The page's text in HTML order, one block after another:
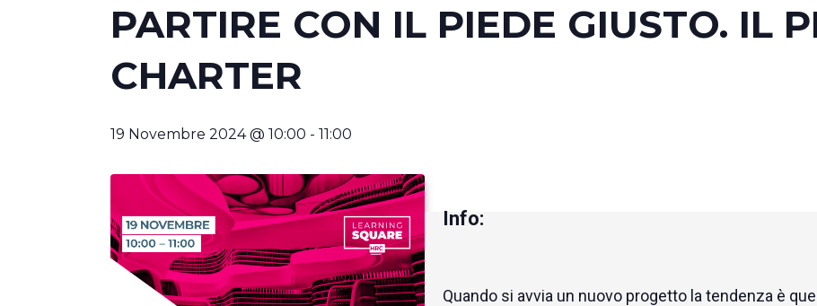
PARTIRE CON IL PIEDE GIUSTO. IL
CHARTER
19 Novembre 2024 @ 10:00 - 11:00
Quando si avvia un nuovo progetto la tendenza è